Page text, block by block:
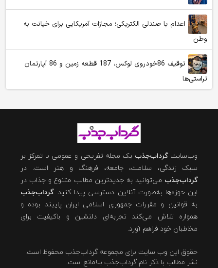
اعدام با صندلی الکتریکی؛ مجازات آمریکایی برای خیانت به
وطن
توقیف 86خودروی لوکس، 187 قطعه زمین و 86 آپارتمان
تراستی‌ها
وب‌سایتگرداب‌جذب یک مجله تفریحی و عمومی با تمرکز بر
سبک زندگی، سلامت، جامعه، فرهنگ و هنر است. در
گرداب‌جذب می‌توانید به جدیدترین مطالب متنوع و جذاب در
این حوزه‌ها به‌صورت آنلاین دسترسی پیدا کنید.گرداب‌جذب
به قوانین و مقررات جمهوری اسلامی ایران پایبند بوده و
همواره تلاش می‌کند تجربه‌ای دلنشین و باکیفیت برای
مخاطبان خود فراهم آورد.
حقوق این وب سایت برای مجموعه گرداب‌جذب محفوظ است.
نشر مطالب با ذکر نام گرداب‌جذب بلامانع است.